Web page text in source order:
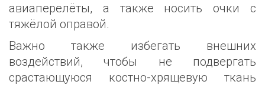
авиаперелёты, а также носить очки с
тяжёлой оправой.
Важно также избегать внешних
воздействий, чтобы не подвергать
срастающуюся костно-хрящевую ткань